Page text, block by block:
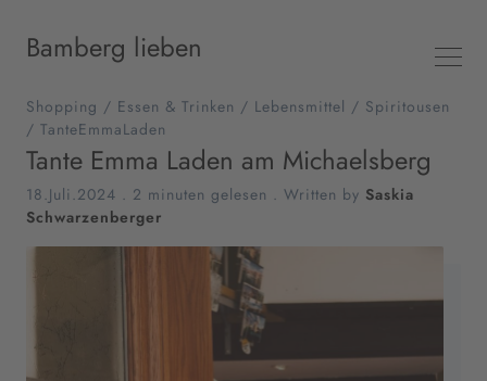
Bamberg lieben
Shopping / Essen & Trinken / Lebensmittel / Spiritousen
/ TanteEmmaLaden
Tante Emma Laden am Michaelsberg
18.Juli.2024 . 2 minuten gelesen . Written by Saskia
Schwarzenberger